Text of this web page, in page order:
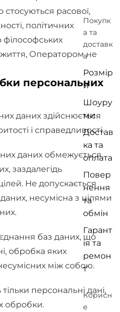
Покупк
а та
доставк
а
Розмір
и
Шоуру
ми
Достав
ка та
оплата
Повер
нення
та
обмін
Гарант
ія та
ремон
т
Корисн
е
расової,
політичних
філософських
Оператором не
персональних
даних здійснюється
і справедливості.
даних обмежується
заздалегідь
Не допускається
несумісна з цілями
баз даних, що
обробка яких
між собою.
персональні дані,
обробки.